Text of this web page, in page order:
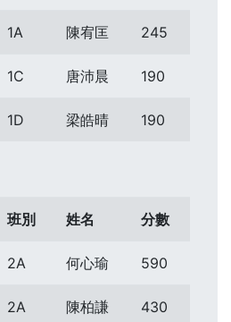
1A 陳宥匡 245
1C 唐沛晨 190
1D 梁皓晴 190
班別 姓名 分數
2A 何心瑜 590
2A 陳柏謙 430